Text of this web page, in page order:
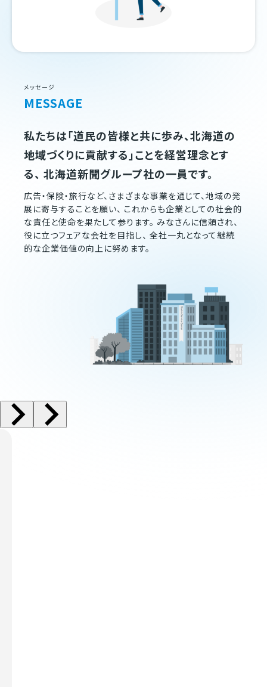
メッセージ
MESSAGE
私たちは「道民の皆様と共に歩み、北海道の
地域づくりに貢献する」ことを経営理念とす
る、 北海道新聞グループ社の一員です。
広告・保険・旅行など、さまざまな事業を通じて、地域の発
展に寄与することを願い、 これからも企業としての社会的
な責任と使命を果たして参ります。 みなさんに信頼され、
役に立つフェアな会社を目指し、 全社一丸となって継続
的な企業価値の向上に努めます。